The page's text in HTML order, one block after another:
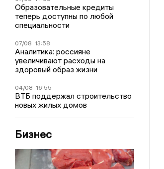
Образовательные кредиты
теперь доступны по любой
специальности
07/08 13:58
Аналитика: россияне
увеличивают расходы на
здоровый образ жизни
04/08 16:55
ВТБ поддержал строительство
новых жилых домов
Бизнес